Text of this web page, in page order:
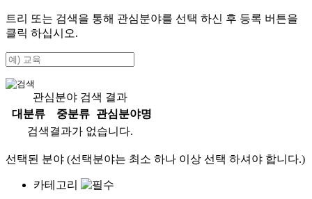
트리 또는 검색을 통해 관심분야를 선택 하신 후 등록 버튼을
클릭 하십시오.
관심분야 검색 결과
대분류
중분류
관심분야명
검색결과가 없습니다.
선택된 분야 (선택분야는 최소 하나 이상 선택 하셔야 합니다.)
카테고리